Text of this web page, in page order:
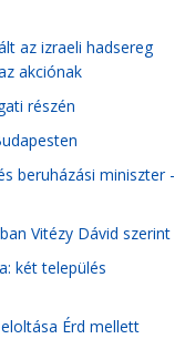
az izraeli hadsereg
akciónak
részén
beruházási miniszter -
Vitézy Dávid szerint
két település
Érd mellett